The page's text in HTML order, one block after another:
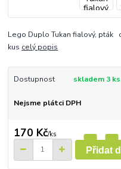
Lego Duplo Tukan fialový, pták
kus celý popis
Dostupnost skladem 3 ks
Nejsme plátci DPH
170 Kč/ks
Přidat